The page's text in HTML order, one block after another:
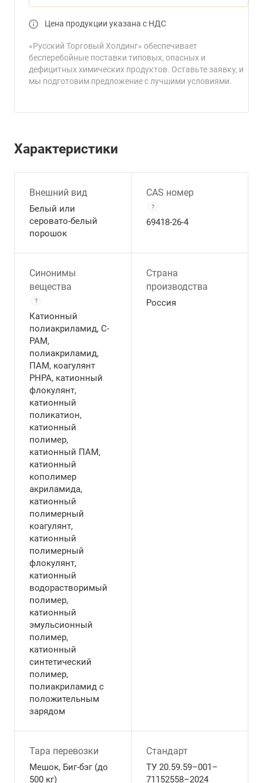
Цена продукции указана с НДС
«Русский Торговый Холдинг» обеспечивает
бесперебойные поставки типовых, опасных и
дефицитных химических продуктов. Оставьте заявку, и
мы подготовим предложение с лучшими условиями.
Характеристики
Внешний вид
Белый или
серовато-белый
порошок
CAS номер
?
69418-26-4
Синонимы
вещества
?
Катионный
полиакриламид, C-
PAM,
полиакриламид,
ПАМ, коагулянт
PHPA, катионный
флокулянт,
катионный
поликатион,
катионный
полимер,
катионный ПАМ,
катионный
кополимер
акриламида,
катионный
полимерный
коагулянт,
катионный
полимерный
флокулянт,
катионный
водорастворимый
полимер,
катионный
эмульсионный
полимер,
катионный
синтетический
полимер,
полиакриламид с
положительным
зарядом
Страна
производства
Россия
Тара перевозки
Мешок, Биг-бэг (до
500 кг)
Стандарт
ТУ 20.59.59–001–
71152558–2024